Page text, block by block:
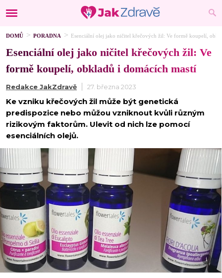
DOMŮ PORADNA Esenciální olej jako ničitel křečových žil: Ve formě koupelí,
Esenciální olej jako ničitel křečových žil: Ve
formě koupelí, obkladů i domácích mastí
Redakce JakZdravě 27. března 2023
Ke vzniku křečových žil může být genetická
predispozice nebo můžou vzniknout kvůli různým
rizikovým faktorům. Ulevit od nich lze pomocí
esenciálních olejů.
i